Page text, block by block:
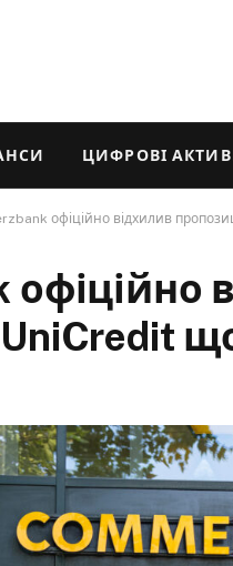
ЦИФРОВІ
офіційно відхилив
офіційно